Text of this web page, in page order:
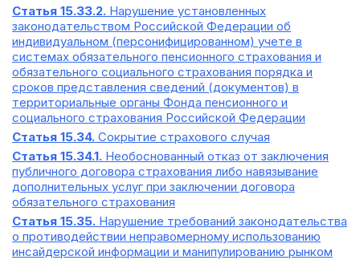
Статья 15.33.2. Нарушение установленных
законодательством Российской Федерации об
индивидуальном (персонифицированном) учете в
системах обязательного пенсионного страхования и
обязательного социального страхования порядка и
сроков представления сведений (документов) в
территориальные органы Фонда пенсионного и
социального страхования Российской Федерации
Статья 15.34. Сокрытие страхового случая
Статья 15.34.1. Необоснованный отказ от заключения
публичного договора страхования либо навязывание
дополнительных услуг при заключении договора
обязательного страхования
Статья 15.35. Нарушение требований законодательства
о противодействии неправомерному использованию
инсайдерской информации и манипулированию рынком